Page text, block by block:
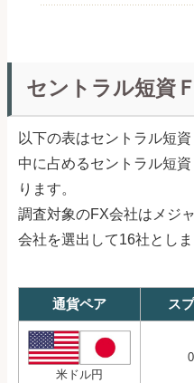
セントラル短資
以下の表はセントラル短
中に占めるセントラル短
ります。
調査対象のFX会社はメジ
会社を選出して16社としま
通貨ペア ス
米ドル円